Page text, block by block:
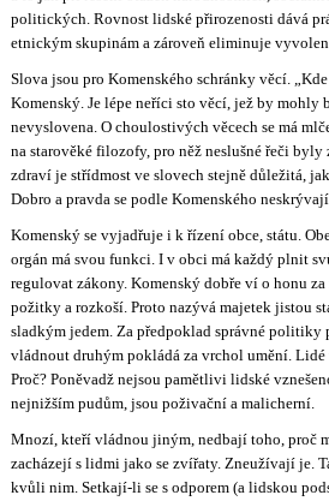
politických. Rovnost lidské přirozenosti dává
etnickým skupinám a zároveň eliminuje
Slova jsou pro Komenského schránky věcí.
Komenský. Je lépe neříci sto věcí, jež by mohly
nevyslovena. O choulostivých věcech se má
na starověké filozofy, pro něž neslušné řeči
zdraví je střídmost ve slovech stejně důležitá,
Dobro a pravda se podle Komenského
Komenský se vyjadřuje i k řízení obce, státu.
orgán má svou funkci. I v obci má každý plnit
regulovat zákony. Komenský dobře ví o honu
požitky a rozkoší. Proto nazývá majetek jistou
sladkým jedem. Za předpoklad správné politiky
vládnout druhým pokládá za vrchol umění.
Proč? Poněvadž nejsou pamětlivi lidské
nejnižším pudům, jsou poživační a malicherní.
Mnozí, kteří vládnou jiným, nedbají toho, proč
zacházejí s lidmi jako se zvířaty. Zneužívají je.
kvůli nim. Setkají-li se s odporem (a lidskou